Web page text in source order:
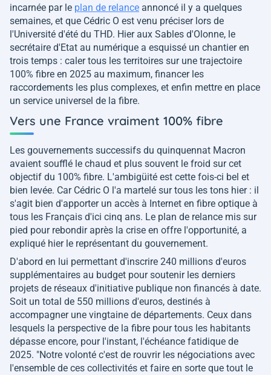
incarnée par le plan de relance annoncé il y a quelques
semaines, et que Cédric O est venu préciser lors de
l'Université d'été du THD. Hier aux Sables d'Olonne, le
secrétaire d'Etat au numérique a esquissé un chantier en
trois temps : caler tous les territoires sur une trajectoire
100% fibre en 2025 au maximum, financer les
raccordements les plus complexes, et enfin mettre en place
un service universel de la fibre.
Vers une France vraiment 100% fibre
Les gouvernements successifs du quinquennat Macron
avaient soufflé le chaud et plus souvent le froid sur cet
objectif du 100% fibre. L'ambigüité est cette fois-ci bel et
bien levée. Car Cédric O l'a martelé sur tous les tons hier : il
s'agit bien d'apporter un accès à Internet en fibre optique à
tous les Français d'ici cinq ans. Le plan de relance mis sur
pied pour rebondir après la crise en offre l'opportunité, a
expliqué hier le représentant du gouvernement.
D'abord en lui permettant d'inscrire 240 millions d'euros
supplémentaires au budget pour soutenir les derniers
projets de réseaux d'initiative publique non financés à date.
Soit un total de 550 millions d'euros, destinés à
accompagner une vingtaine de départements. Ceux dans
lesquels la perspective de la fibre pour tous les habitants
dépasse encore, pour l'instant, l'échéance fatidique de
2025. "Notre volonté c'est de rouvrir les négociations avec
l'ensemble de ces collectivités et faire en sorte que tout le